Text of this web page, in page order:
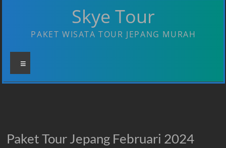
Skye Tour
PAKET WISATA TOUR JEPANG MURAH
Menu
Paket Tour Jepang Februari 2024